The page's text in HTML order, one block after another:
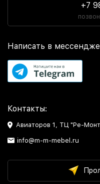
+7
Написать в
Контакты:
Авиаторов 1, ТЦ "Ре-
info@m-m-mebel.ru